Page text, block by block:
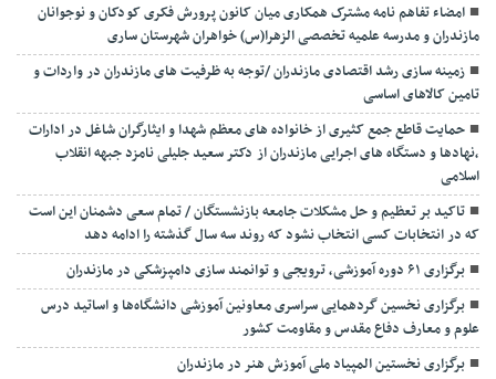
امضاء تفاهم نامه مشترک همکاری میان کانون پرورش فکری کودکان و نوجوانان
مازندران و مدرسه علمیه تخصصی الزهرا(س) خواهران شهرستان ساری
زمینه سازی رشد اقتصادی مازندران /توجه به ظرفیت های مازندران در واردات و
تامین کالاهای اساسی
حمایت قاطع جمع کثیری از خانواده های معظم شهدا و ایثارگران شاغل در ادارات
،نهادها و دستگاه های اجرایی مازندران از دکتر سعید جلیلی نامزد جبهه انقلاب
اسلامی
تاکید بر تعظیم و حل مشکلات جامعه بازنشستگان / تمام سعی دشمنان این است
که در انتخابات کسی انتخاب نشود که روند سه سال گذشته را ادامه دهد
برگزاری ۶۱ دوره آموزشی، ترویجی و توانمند سازی دامپزشکی در مازندران
برگزاری نخسین گردهمایی سراسری معاونین آموزشی دانشگاه‌ها و اساتید درس
علوم و معارف دفاع مقدس و مقاومت کشور
برگزاری نخستین المپیاد ملی آموزش هنر در مازندران